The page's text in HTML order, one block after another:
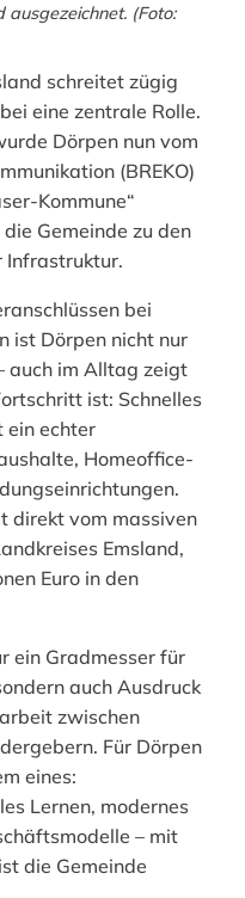
ausgezeichnet. (Foto:
schreitet zügig
eine zentrale Rolle.
Dörpen nun vom
(BREKO)
Kommune“
Gemeinde zu den
Infrastruktur.
bei
ist Dörpen nicht nur
auch im Alltag zeigt
ist: Schnelles
ein echter
Homeoffice-
direkt vom massiven
Emsland,
Euro in den
ein Gradmesser für
auch Ausdruck
zwischen
Für Dörpen
eines:
Lernen, modernes
– mit
die Gemeinde